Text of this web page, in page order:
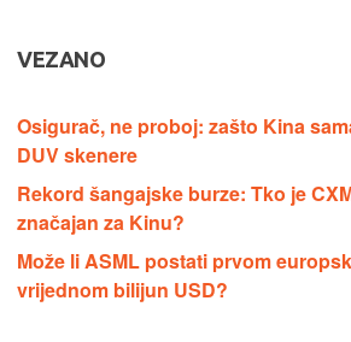
VEZANO
Osigurač, ne proboj: zašto Kina
DUV skenere
Rekord šangajske burze: Tko je
značajan za Kinu?
Može li ASML postati prvom
vrijednom bilijun USD?